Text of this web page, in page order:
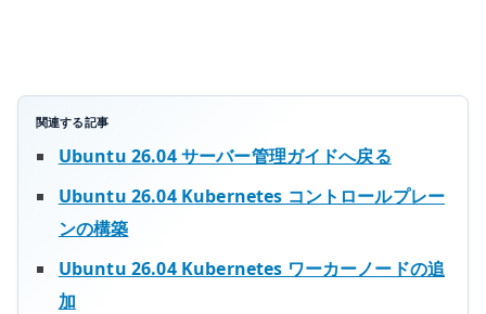
管
関連する記事
Ubuntu 26.04 サーバー管理ガイドへ戻る
Ubuntu 26.04 Kubernetes コントロールプレー
ンの構築
Ubuntu 26.04 Kubernetes ワーカーノードの追
加